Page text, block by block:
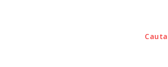
Cauta